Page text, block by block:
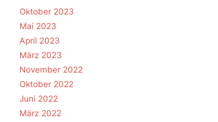
Oktober 2023
Mai 2023
April 2023
März 2023
November 2022
Oktober 2022
Juni 2022
März 2022